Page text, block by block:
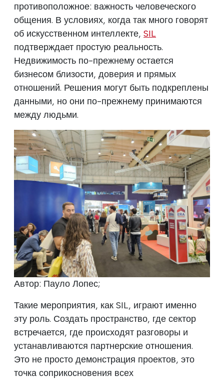
противоположное: важность человеческого
общения. В условиях, когда так много говорят
об искусственном интеллекте, SIL
подтверждает простую реальность.
Недвижимость по-прежнему остается
бизнесом близости, доверия и прямых
отношений. Решения могут быть подкреплены
данными, но они по-прежнему принимаются
между людьми.
Автор: Пауло Лопес;
Такие мероприятия, как SIL, играют именно
эту роль. Создать пространство, где сектор
встречается, где происходят разговоры и
устанавливаются партнерские отношения.
Это не просто демонстрация проектов, это
точка соприкосновения всех